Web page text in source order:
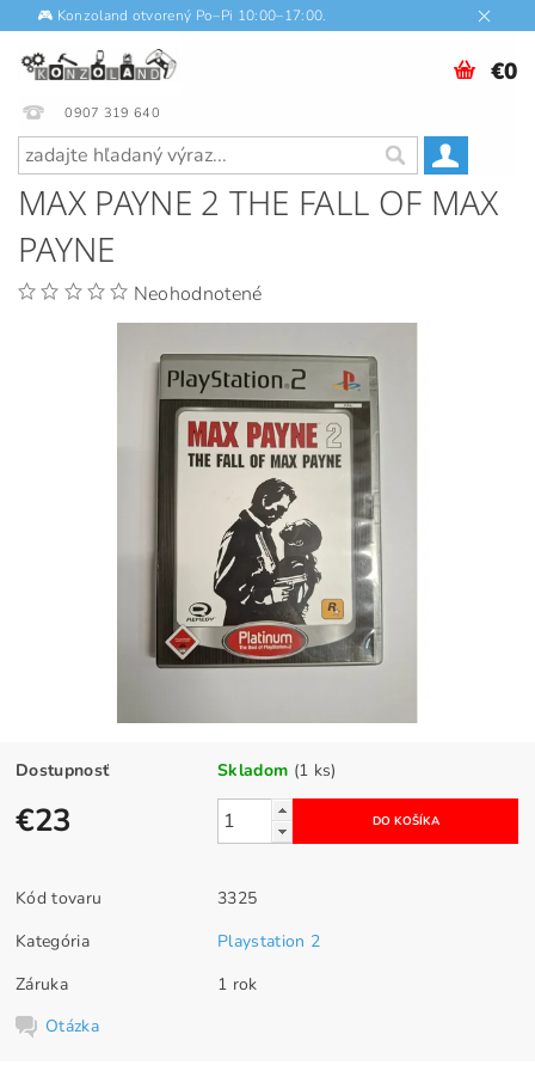
🎮 Konzoland otvorený Po–Pi 10:00–17:00.
0907 319 640
€0
MAX PAYNE 2 THE FALL OF MAX
PAYNE
Neohodnotené
Dostupnosť Skladom (1 ks)
€23
Kód tovaru
3325
Kategória
Playstation 2
Záruka
1 rok
Otázka